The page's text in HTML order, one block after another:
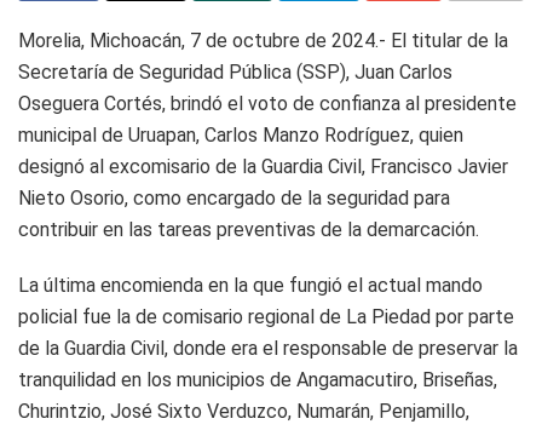
Morelia, Michoacán, 7 de octubre de 2024.- El titular de la
Secretaría de Seguridad Pública (SSP), Juan Carlos
Oseguera Cortés, brindó el voto de confianza al presidente
municipal de Uruapan, Carlos Manzo Rodríguez, quien
designó al excomisario de la Guardia Civil, Francisco Javier
Nieto Osorio, como encargado de la seguridad para
contribuir en las tareas preventivas de la demarcación.
La última encomienda en la que fungió el actual mando
policial fue la de comisario regional de La Piedad por parte
de la Guardia Civil, donde era el responsable de preservar la
tranquilidad en los municipios de Angamacutiro, Briseñas,
Churintzio, José Sixto Verduzco, Numarán, Penjamillo,